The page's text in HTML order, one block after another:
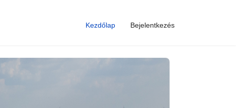
Kezdőlap Bejelentkezés